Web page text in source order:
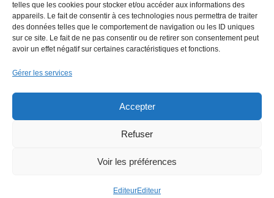
telles que les cookies pour stocker et/ou accéder aux informations des
appareils. Le fait de consentir à ces technologies nous permettra de traiter
des données telles que le comportement de navigation ou les ID uniques
sur ce site. Le fait de ne pas consentir ou de retirer son consentement peut
avoir un effet négatif sur certaines caractéristiques et fonctions.
Gérer les services
Accepter
Refuser
Voir les préférences
EditeurEditeur
Mentions légales
Pour aller plus loin :
Se syndiquer en ligne
Nous contacter
Liens utiles